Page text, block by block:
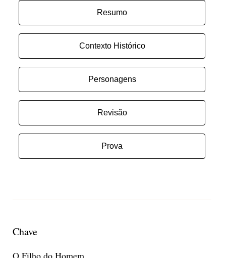
Resumo
Contexto Histórico
Personagens
Revisão
Prova
Chave
O Filho do Homem